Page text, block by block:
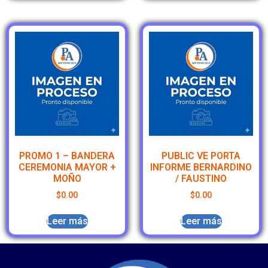
PROMO 1 – BANDERA
CEREMONIA MAYOR +
MOÑO
$0.00
Leer más
PUBLIC VE PORTA
INFORME BERNARDINO
/ FAUSTINO
$0.00
Leer más